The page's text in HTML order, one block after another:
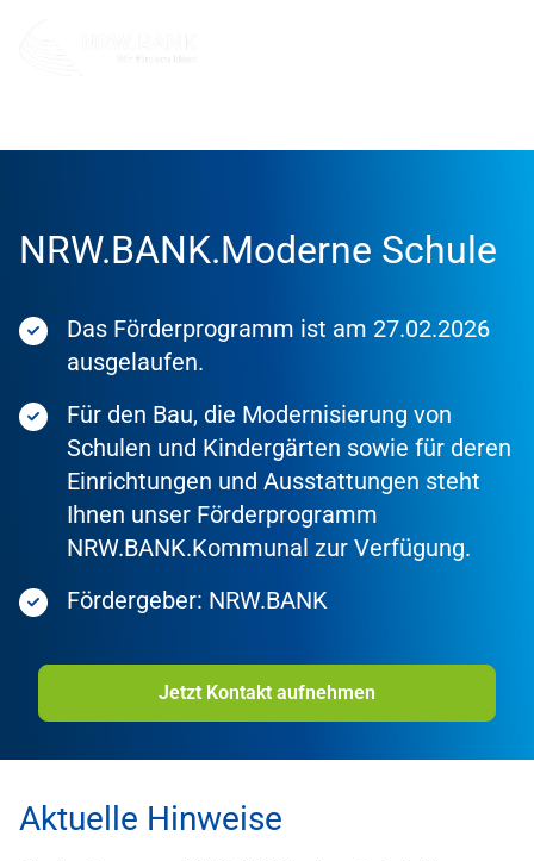
NRW.BANK.Moderne Schule
Das Förderprogramm ist am 27.02.2026
ausgelaufen.
Für den Bau, die Modernisierung von
Schulen und Kindergärten sowie für deren
Einrichtungen und Ausstattungen steht
Ihnen unser Förderprogramm
NRW.BANK.Kommunal zur Verfügung.
Fördergeber: NRW.BANK
Jetzt Kontakt aufnehmen
Aktuelle Hinweise